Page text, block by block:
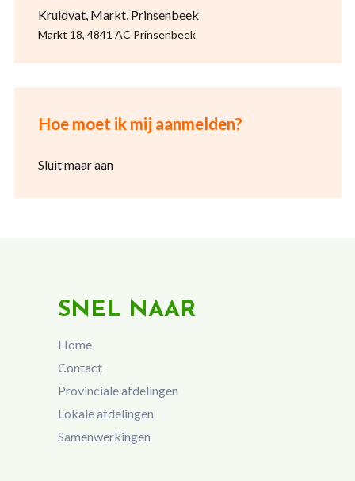
Kruidvat, Markt, Prinsenbeek
Markt 18, 4841 AC Prinsenbeek
Hoe moet ik mij aanmelden?
Sluit maar aan
SNEL NAAR
Home
Contact
Provinciale afdelingen
Lokale afdelingen
Samenwerkingen